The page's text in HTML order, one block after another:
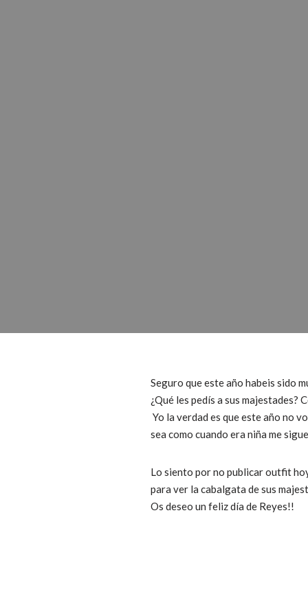
Seguro que este año habeis sido
¿Qué les pedís a sus
Yo la verdad es que este año no
sea como cuando era niña me
Lo siento por no publicar outfit
para ver la cabalgata de sus
Os deseo un feliz día de Reyes!!